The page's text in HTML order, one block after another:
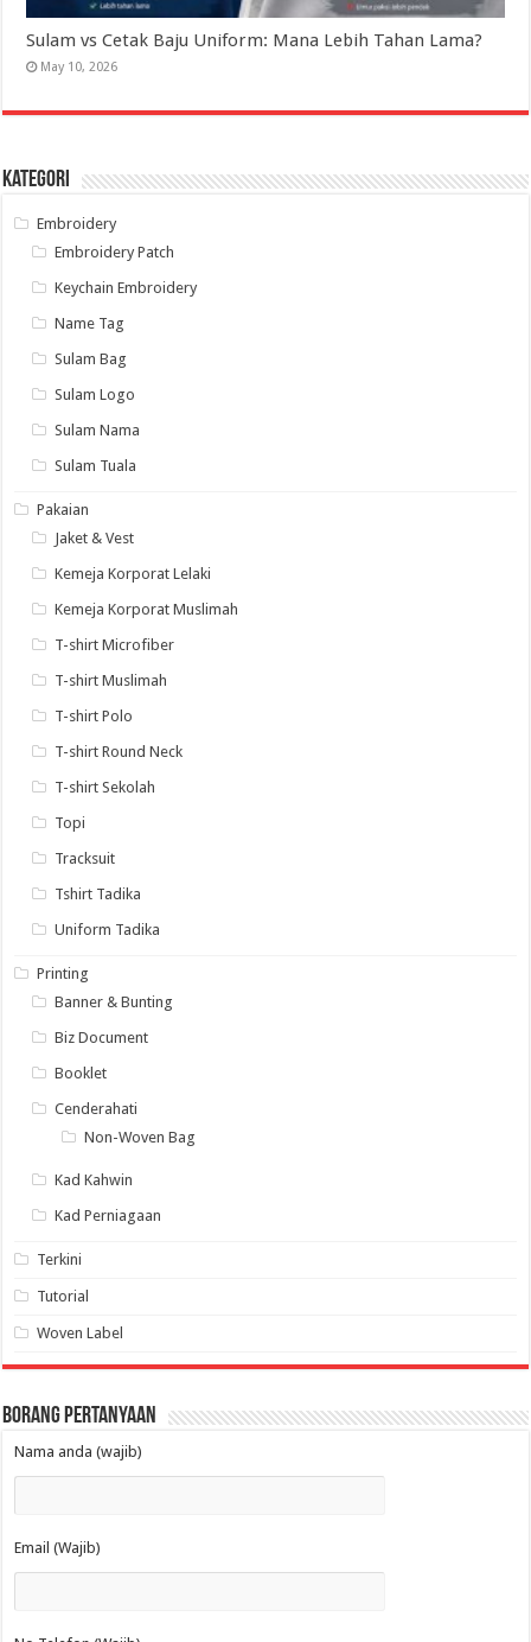
Sulam vs Cetak Baju Uniform: Mana Lebih Tahan Lama?
May 10, 2026
Kategori
Embroidery
Embroidery Patch
Keychain Embroidery
Name Tag
Sulam Bag
Sulam Logo
Sulam Nama
Sulam Tuala
Pakaian
Jaket & Vest
Kemeja Korporat Lelaki
Kemeja Korporat Muslimah
T-shirt Microfiber
T-shirt Muslimah
T-shirt Polo
T-shirt Round Neck
T-shirt Sekolah
Topi
Tracksuit
Tshirt Tadika
Uniform Tadika
Printing
Banner & Bunting
Biz Document
Booklet
Cenderahati
Non-Woven Bag
Kad Kahwin
Kad Perniagaan
Terkini
Tutorial
Woven Label
Borang Pertanyaan
Nama anda (wajib)
Email (Wajib)